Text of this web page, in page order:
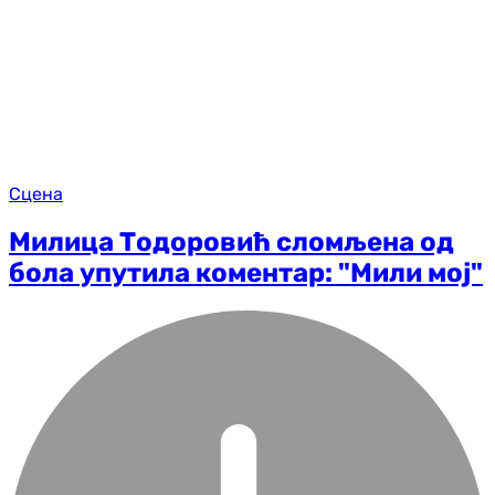
Сцена
Милица Тодоровић сломљена од
бола упутила коментар: "Мили мој"